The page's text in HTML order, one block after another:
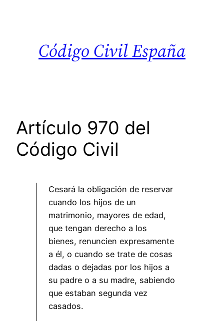
Código Civil España
Artículo 970 del
Código Civil
Cesará la obligación de reservar
cuando los hijos de un
matrimonio, mayores de edad,
que tengan derecho a los
bienes, renuncien expresamente
a él, o cuando se trate de cosas
dadas o dejadas por los hijos a
su padre o a su madre, sabiendo
que estaban segunda vez
casados.